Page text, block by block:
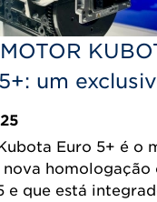
um
Euro 5+ é o
nova
e que está